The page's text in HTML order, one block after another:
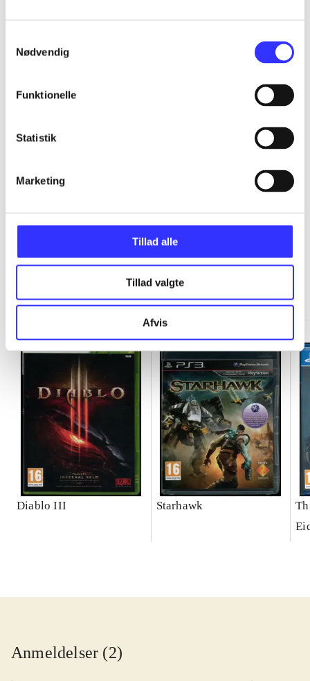
Nødvendig
Funktionelle
Statistik
Marketing
Tillad alle
Tillad valgte
Afvis
...
...
...
...
Diablo III Starhawk
Anmeldelser (2)